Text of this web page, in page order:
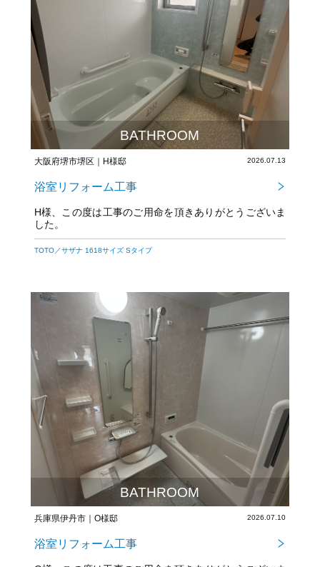
BATHROOM
大阪府堺市堺区｜H様邸 2026.07.13
浴室リフォーム工事
H様、この度は工事のご用命を頂きありがとうございま
した。
TOTO／サザナ 1618サイズ Sタイプ
BATHROOM
兵庫県伊丹市｜O様邸 2026.07.10
浴室リフォーム工事